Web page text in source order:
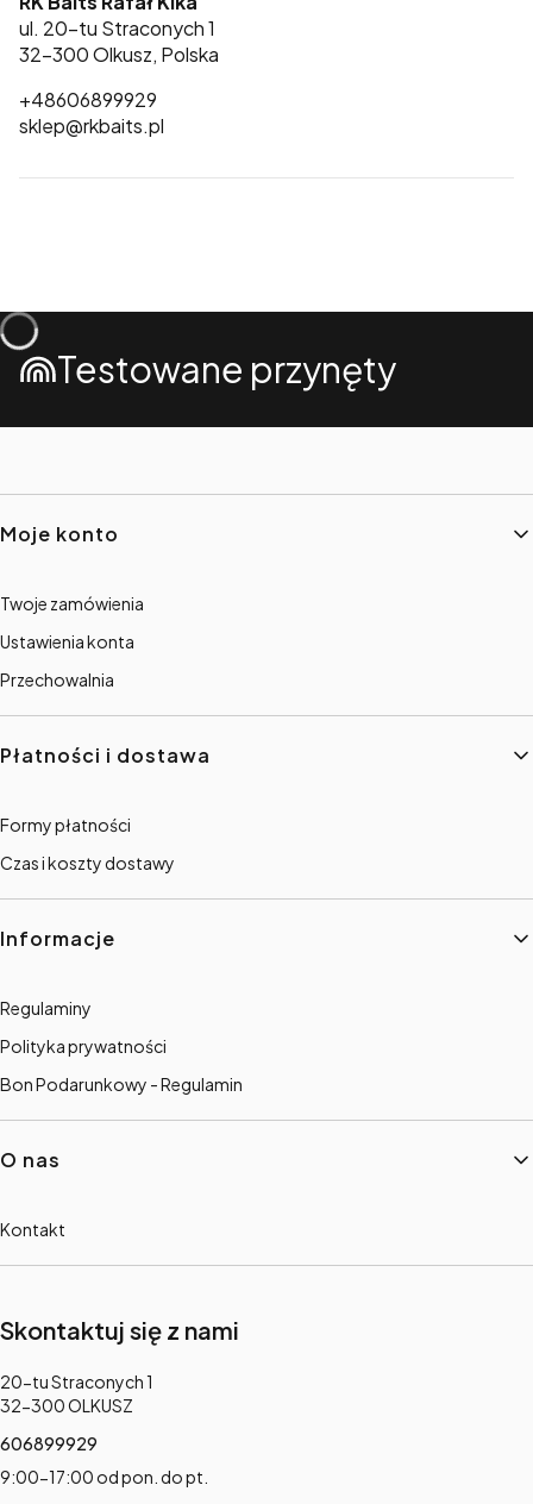
ul. 20-tu Straconych 1
32-300 Olkusz, Polska
+48606899929
sklep@rkbaits.pl
Testowane przynęty
Linki w stopce
Moje konto
Twoje zamówienia
Ustawienia konta
Przechowalnia
Płatności i dostawa
Formy płatności
Czas i koszty dostawy
Informacje
Regulaminy
Polityka prywatności
Bon Podarunkowy - Regulamin
O nas
Kontakt
Skontaktuj się z nami
Adres:
20-tu Straconych 1
32-300 OLKUSZ
606899929
9:00-17:00 od pon. do pt.